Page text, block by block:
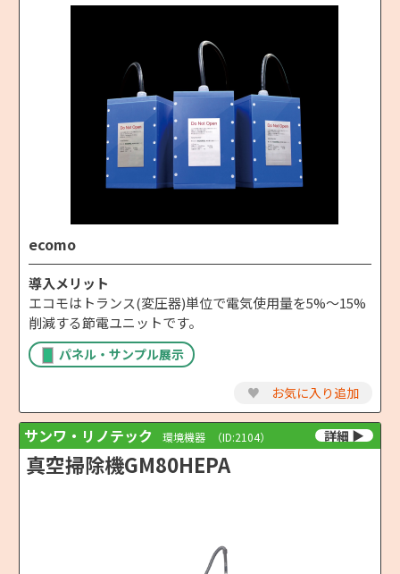
ecomo
導入メリット
エコモはトランス(変圧器)単位で電気使用量を5%～15%
削減する節電ユニットです。
パネル・サンプル展示
♥ お気に入り追加
サンワ・リノテック 環境機器 （ID:2104）
真空掃除機GM80HEPA